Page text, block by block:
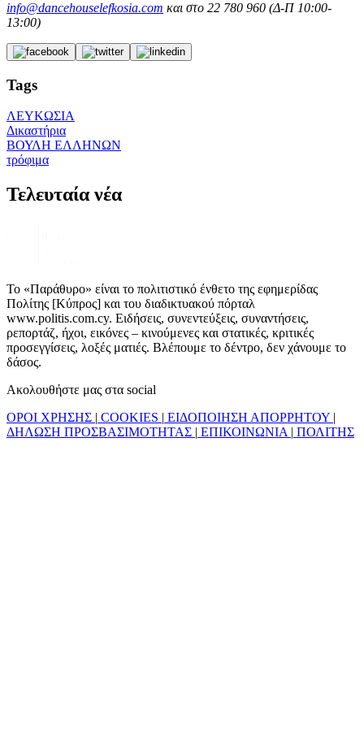
info@dancehouselefkosia.com και στο 22 780 960 (Δ-Π 10:00-
13:00)
Tags
ΛΕΥΚΩΣΙΑ
Δικαστήρια
ΒΟΥΛΗ ΕΛΛΗΝΩΝ
τρόφιμα
Τελευταία νέα
Το «Παράθυρο» είναι το πολιτιστικό ένθετο της εφημερίδας
Πολίτης [Κύπρος] και του διαδικτυακού πόρταλ
www.politis.com.cy. Ειδήσεις, συνεντεύξεις, συναντήσεις,
ρεπορτάζ, ήχοι, εικόνες – κινούμενες και στατικές, κριτικές
προσεγγίσεις, λοξές ματιές. Βλέπουμε το δέντρο, δεν χάνουμε το
δάσος.
Ακολουθήστε μας στα social
ΟΡΟΙ ΧΡΗΣΗΣ | COOKIES | ΕΙΔΟΠΟΙΗΣΗ ΑΠΟΡΡΗΤΟΥ |
ΔΗΛΩΣΗ ΠΡΟΣΒΑΣΙΜΟΤΗΤΑΣ | ΕΠΙΚΟΙΝΩΝΙΑ | ΠΟΛΙΤΗΣ